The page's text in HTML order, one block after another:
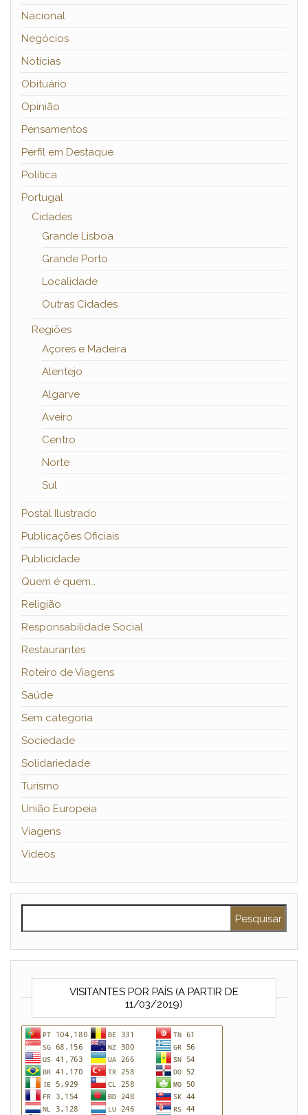
Nacional
Negócios
Notícias
Obituário
Opinião
Pensamentos
Perfil em Destaque
Política
Portugal
Cidades
Grande Lisboa
Grande Porto
Localidade
Outras Cidades
Regiões
Açores e Madeira
Alentejo
Algarve
Aveiro
Centro
Norte
Sul
Postal Ilustrado
Publicações Oficiais
Publicidade
Quem é quem…
Religião
Responsabilidade Social
Restaurantes
Roteiro de Viagens
Saúde
Sem categoria
Sociedade
Solidariedade
Turismo
União Europeia
Viagens
Vídeos
VISITANTES POR PAÍS (A PARTIR DE
11/03/2019)